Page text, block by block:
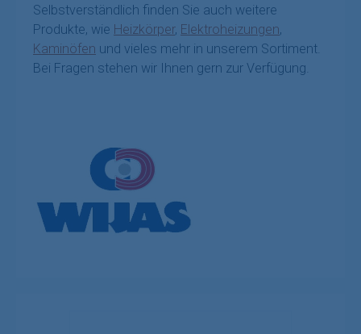
Selbstverständlich finden Sie auch weitere
Produkte, wie Heizkörper, Elektroheizungen,
Kaminöfen und vieles mehr in unserem Sortiment.
Bei Fragen stehen wir Ihnen gern zur Verfügung.